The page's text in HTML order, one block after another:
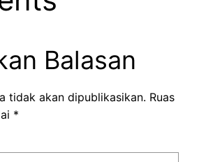
Balasan
tidak akan dipublikasikan. Ruas
*